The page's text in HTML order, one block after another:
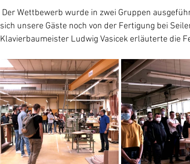
sich unsere Gäste noch von der Fertigung bei
Klavierbaumeister Ludwig Vasicek erläuterte die